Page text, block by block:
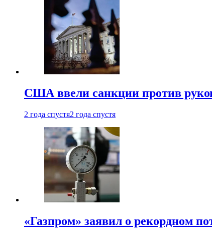
США ввели санкции против
2 года спустя2 года спустя
«Газпром» заявил о рекордном